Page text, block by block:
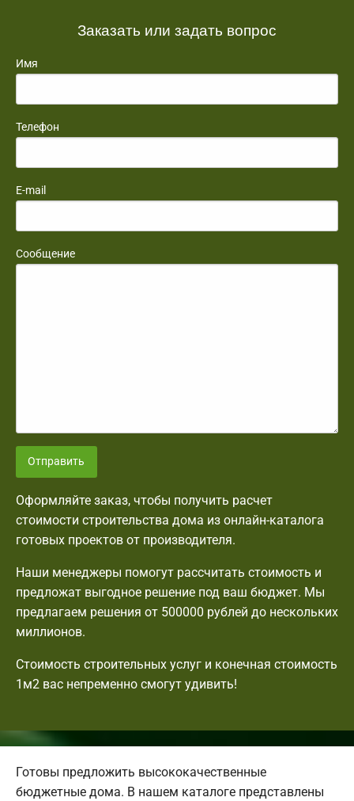
Заказать или задать вопрос
Имя
Телефон
E-mail
Сообщение
Отправить
Оформляйте заказ, чтобы получить расчет
стоимости строительства дома из онлайн-каталога
готовых проектов от производителя.
Наши менеджеры помогут рассчитать стоимость и
предложат выгодное решение под ваш бюджет. Мы
предлагаем решения от 500000 рублей до нескольких
миллионов.
Стоимость строительных услуг и конечная стоимость
1м2 вас непременно смогут удивить!
Готовы предложить высококачественные
бюджетные дома. В нашем каталоге представлены